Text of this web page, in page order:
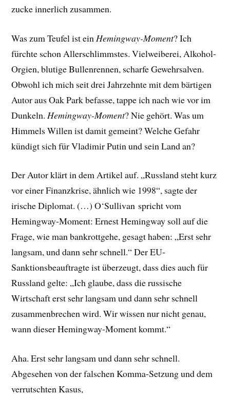
zucke innerlich zusammen.
Was zum Teufel ist ein Hemingway-Moment? Ich
fürchte schon Allerschlimmstes. Vielweiberei, Alkohol-
Orgien, blutige Bullenrennen, scharfe Gewehrsalven.
Obwohl ich mich seit drei Jahrzehnte mit dem bärtigen
Autor aus Oak Park befasse, tappe ich nach wie vor im
Dunkeln. Hemingway-Moment? Nie gehört. Was um
Himmels Willen ist damit gemeint? Welche Gefahr
kündigt sich für Vladimir Putin und sein Land an?
Der Autor klärt in dem Artikel auf. „Russland steht kurz
vor einer Finanzkrise, ähnlich wie 1998“, sagte der
irische Diplomat. (…) O‘Sullivan spricht vom
Hemingway-Moment: Ernest Hemingway soll auf die
Frage, wie man bankrottgehe, gesagt haben: „Erst sehr
langsam, und dann sehr schnell.“ Der EU-
Sanktionsbeauftragte ist überzeugt, dass dies auch für
Russland gelte: „Ich glaube, dass die russische
Wirtschaft erst sehr langsam und dann sehr schnell
zusammenbrechen wird. Wir wissen nur nicht genau,
wann dieser Hemingway-Moment kommt.“
Aha. Erst sehr langsam und dann sehr schnell.
Abgesehen von der falschen Komma-Setzung und dem
verrutschten Kasus,